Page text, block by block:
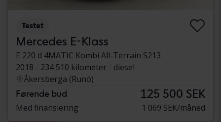
Testet
Mercedes E-Klass
E 220 d 4MATIC Kombi All-Terrain S213
2018
234 510 kilometer
diesel
Åkersberga (Runö)
Førende bud 125 500 SEK
Med finansiering 1 069 SEK/måned